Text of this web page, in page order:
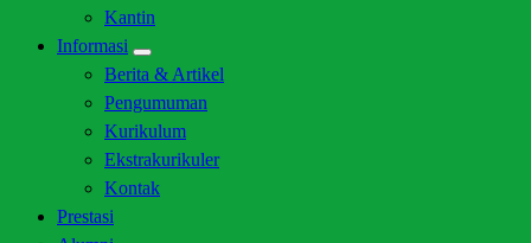
Kantin
Informasi
Berita & Artikel
Pengumuman
Kurikulum
Ekstrakurikuler
Kontak
Prestasi